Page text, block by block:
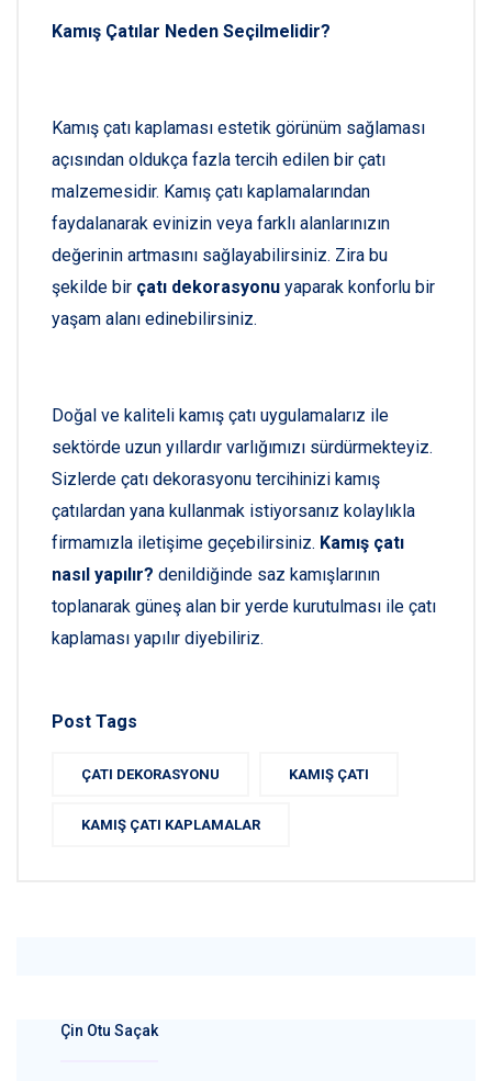
Kamış Çatılar Neden Seçilmelidir?
Kamış çatı kaplaması estetik görünüm sağlaması
açısından oldukça fazla tercih edilen bir çatı
malzemesidir. Kamış çatı kaplamalarından
faydalanarak evinizin veya farklı alanlarınızın
değerinin artmasını sağlayabilirsiniz. Zira bu
şekilde bir çatı dekorasyonu yaparak konforlu bir
yaşam alanı edinebilirsiniz.
Doğal ve kaliteli kamış çatı uygulamalarız ile
sektörde uzun yıllardır varlığımızı sürdürmekteyiz.
Sizlerde çatı dekorasyonu tercihinizi kamış
çatılardan yana kullanmak istiyorsanız kolaylıkla
firmamızla iletişime geçebilirsiniz. Kamış çatı
nasıl yapılır? denildiğinde saz kamışlarının
toplanarak güneş alan bir yerde kurutulması ile çatı
kaplaması yapılır diyebiliriz.
Post Tags
ÇATI DEKORASYONU KAMIŞ ÇATI
KAMIŞ ÇATI KAPLAMALAR
Çin Otu Saçak